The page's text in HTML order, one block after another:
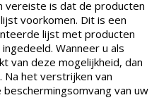
vereiste is dat de producten
voorkomen. Dit is een
lijst met producten
Wanneer u als
van deze mogelijkheid, dan
Na het verstrijken van
van uw